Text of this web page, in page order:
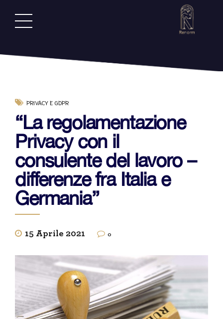
PRIVACY E GDPR
“La regolamentazione
Privacy con il
consulente del lavoro –
differenze fra Italia e
Germania”
15 Aprile 2021 0